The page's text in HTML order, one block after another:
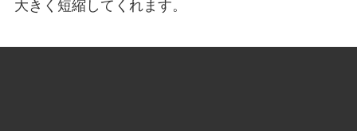
大きく短縮してくれます。